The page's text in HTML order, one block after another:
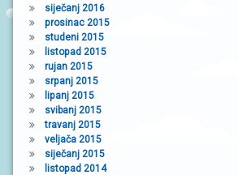
siječanj 2016
prosinac 2015
studeni 2015
listopad 2015
rujan 2015
srpanj 2015
lipanj 2015
svibanj 2015
travanj 2015
veljača 2015
siječanj 2015
listopad 2014